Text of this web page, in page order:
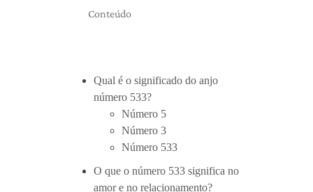
Conteúdo
Qual é o significado do anjo
número 533?
Número 5
Número 3
Número 533
O que o número 533 significa no
amor e no relacionamento?